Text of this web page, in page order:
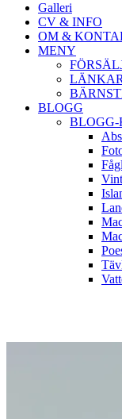
Galleri
CV & INFO
OM &
MENY
LÄNKAR
BLOGG
BLOGG-